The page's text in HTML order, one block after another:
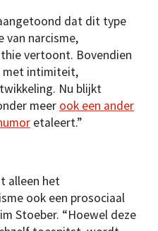
dat dit type
van narcisme,
vertoont. Bovendien
met intimiteit,
Nu blijkt
meer ook een ander
etaleert.”
alleen het
ook een prosociaal
Stoeber. “Hoewel deze